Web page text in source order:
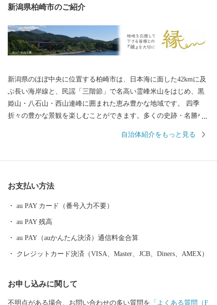
新潟県柏崎市のご紹介
新潟県のほぼ中央に位置する柏崎市は、日本海に面した42kmに及
ぶ長い海岸線と、民謡「三階節」で名高い霊峰米山をはじめ、黒
姫山・八石山・西山連峰に囲まれた恵み豊かな地域です。 四季
折々の豊かな景観を楽しむことができます。多くの史跡・名勝や
「綾子舞」など、歴史や文化を伝える貴重な資産がまちのあちこ
市の夏の風物詩といえば「ぎおん柏崎まつり海の大花火大会」で
連発は圧巻です。 また、柏崎市には小学生から社会人まで所属す
る水球チーム「ブルボンウォーターポロクラブ柏崎」があり、ま
ちをあげて水球を応援しています。 柏崎を応援してくれる柏崎フ
崎の魅力や情報を発信してください！ 会員の皆様へは柏崎の最新
自治体紹介をもっと見る
お支払い方法
au PAY カード（番号入力不要）
au PAY 残高
au PAY（auかんたん決済）通信料金合算
クレジットカード決済（VISA、Master、JCB、Diners、AMEX）
お申し込みに関して
不明点がある場合、お問い合わせの多い質問を 「よくある質問（F